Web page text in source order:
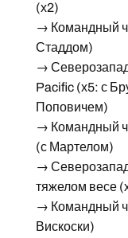
(х2)
→ Командный
Стаддом)
→
Pacific (х5: с
Поповичем)
→ Командный
(с Мартелом)
→
тяжелом весе
→ Командный
Вискоски)